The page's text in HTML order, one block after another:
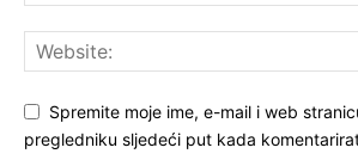
Spremite moje ime, e-mail i web
pregledniku sljedeći put kada